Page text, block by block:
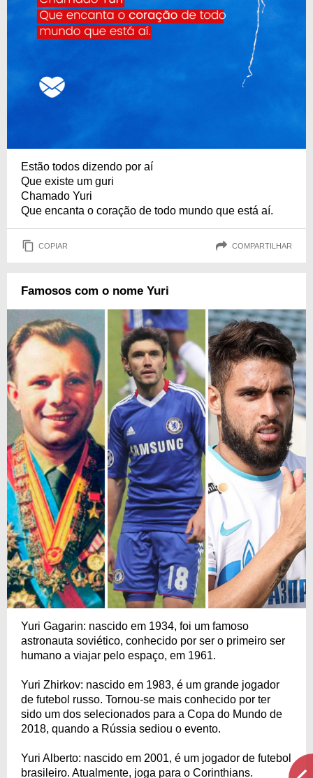
Estão todos dizendo por aí
Que existe um guri
Chamado Yuri
Que encanta o coração de todo mundo que está aí.
COPIAR COMPARTILHAR
Famosos com o nome Yuri
Yuri Gagarin: nascido em 1934, foi um famoso
astronauta soviético, conhecido por ser o primeiro ser
humano a viajar pelo espaço, em 1961.
Yuri Zhirkov: nascido em 1983, é um grande jogador
de futebol russo. Tornou-se mais conhecido por ter
sido um dos selecionados para a Copa do Mundo de
2018, quando a Rússia sediou o evento.
Yuri Alberto: nascido em 2001, é um jogador de futebol
brasileiro. Atualmente, joga para o Corinthians.